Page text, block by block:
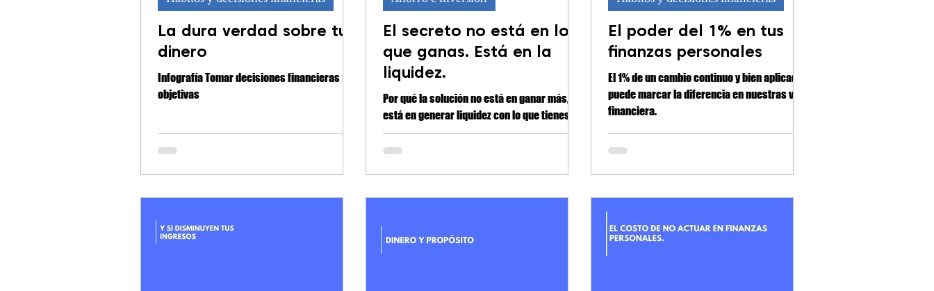
La dura verdad sobre tu
dinero
Infografía Tomar decisiones financieras
objetivas
El secreto no está en lo
que ganas. Está en la
liquidez.
Por qué la solución no está en ganar más,
está en generar liquidez con lo que tienes.
El poder del 1% en tus
finanzas personales
El 1% de un cambio continuo y bien aplicado
puede marcar la diferencia en nuestras vida
financiera.